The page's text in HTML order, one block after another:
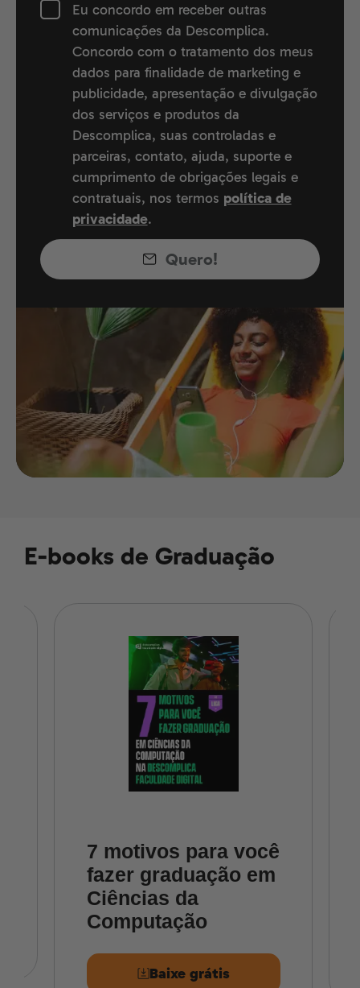
Eu concordo em receber outras
comunicações da Descomplica.
Concordo com o tratamento dos meus
dados para finalidade de marketing e
publicidade, apresentação e divulgação
dos serviços e produtos da
Descomplica, suas controladas e
parceiras, contato, ajuda, suporte e
cumprimento de obrigações legais e
contratuais, nos termos política de
privacidade.
Quero!
E-books de Graduação
7 motivos para você
fazer graduação em
Ciências da
Computação
Baixe grátis